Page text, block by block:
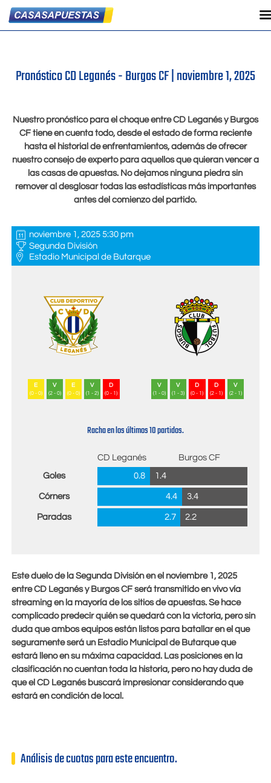
Pronóstico CD Leganés - Burgos CF |noviembre 1, 2025
Nuestro pronóstico para el choque entre CD Leganés y Burgos
CF tiene en cuenta todo, desde el estado de forma reciente
hasta el historial de enfrentamientos, además de ofrecer
nuestro consejo de experto para aquellos que quieran vencer a
las casas de apuestas. No dejamos ninguna piedra sin
remover al desglosar todas las estadísticas más importantes
antes del comienzo del partido.
noviembre 1, 2025 5:30 pm
Segunda División
Estadio Municipal de Butarque
E
(0 - 0)
V
(2 - 0)
E
(0 - 0)
V
(1 - 2)
D
(0 - 1)
V
(1 - 0)
V
(1 - 3)
D
(0 - 1)
D
(2 - 1)
V
(2 - 1)
Racha en los últimos 10 partidos.
CD Leganés
Burgos CF
Goles
0.8 1.4
Córners 4.4 3.4
Paradas 2.7 2.2
Este duelo de la Segunda División en el noviembre 1, 2025
entre CD Leganés y Burgos CF será transmitido en vivo vía
streaming en la mayoría de los sitios de apuestas. Se hace
complicado predecir quién se quedará con la victoria, pero sin
duda que ambos equipos están listos para batallar en el que
seguramente será un Estadio Municipal de Butarque que
estará lleno en su máxima capacidad. Las posiciones en la
clasificación no cuentan toda la historia, pero no hay duda de
que el CD Leganés buscará impresionar considerando que
estará en condición de local.
Análisis de cuotas para este encuentro.